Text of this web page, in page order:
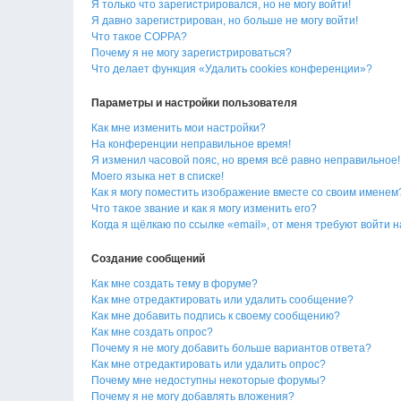
Я только что зарегистрировался, но не могу войти!
Я давно зарегистрирован, но больше не могу войти!
Что такое COPPA?
Почему я не могу зарегистрироваться?
Что делает функция «Удалить cookies конференции»?
Параметры и настройки пользователя
Как мне изменить мои настройки?
На конференции неправильное время!
Я изменил часовой пояс, но время всё равно неправильное!
Моего языка нет в списке!
Как я могу поместить изображение вместе со своим
Что такое звание и как я могу изменить его?
Когда я щёлкаю по ссылке «email», от меня требуют войти
Создание сообщений
Как мне создать тему в форуме?
Как мне отредактировать или удалить сообщение?
Как мне добавить подпись к своему сообщению?
Как мне создать опрос?
Почему я не могу добавить больше вариантов ответа?
Как мне отредактировать или удалить опрос?
Почему мне недоступны некоторые форумы?
Почему я не могу добавлять вложения?